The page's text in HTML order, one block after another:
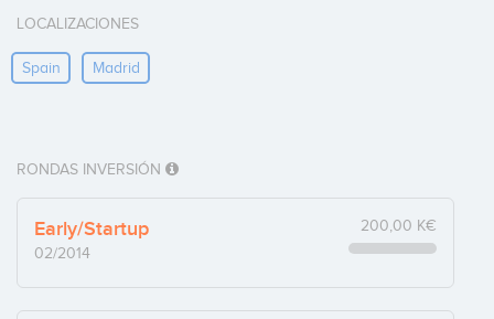
LOCALIZACIONES
Spain Madrid
RONDAS INVERSIÓN
Early/Startup
02/2014
200,00 K€